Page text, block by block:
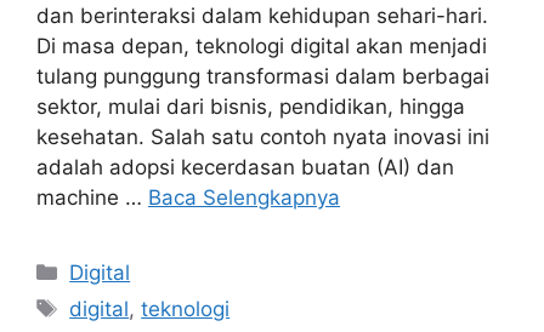
dan berinteraksi dalam kehidupan sehari-hari.
Di masa depan, teknologi digital akan menjadi
tulang punggung transformasi dalam berbagai
sektor, mulai dari bisnis, pendidikan, hingga
kesehatan. Salah satu contoh nyata inovasi ini
adalah adopsi kecerdasan buatan (AI) dan
machine … Baca Selengkapnya
Kategori
Digital
Tag
digital,teknologi